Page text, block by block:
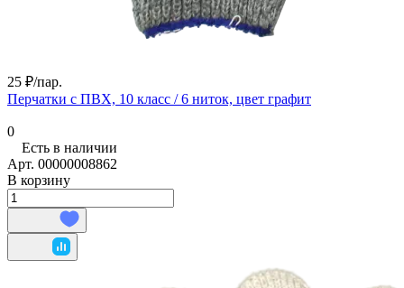
25 ₽/пар.
Перчатки с ПВХ, 10 класс / 6 ниток, цвет графит
0
Есть в наличии
Арт. 00000008862
В корзину